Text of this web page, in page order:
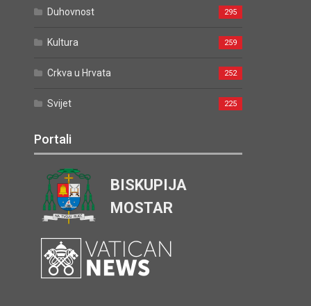
Duhovnost 295
Kultura 259
Crkva u Hrvata 252
Svijet 225
Portali
BISKUPIJA
MOSTAR